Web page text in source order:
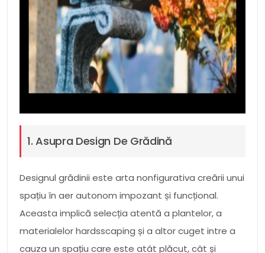
1. Asupra Design De Grădină
Designul grădinii este arta nonfigurativa creării unui
spațiu în aer autonom impozant și funcțional.
Aceasta implică selecția atentă a plantelor, a
materialelor hardsscaping și a altor cuget intre a
cauza un spațiu care este atât plăcut, cât și